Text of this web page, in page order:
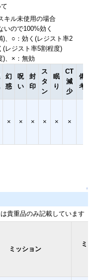
ル未使用の場合
いので100%効く
、○：効く(レジスト率2
レジスト率5割程度)
)、×：無効
幻
惑
呪
い
封
印
ス
タ
ン
眠
り
CT
減
少
備
考
× × × × × ×
↑
貴重品のみ記載しています
ミッション
ミ